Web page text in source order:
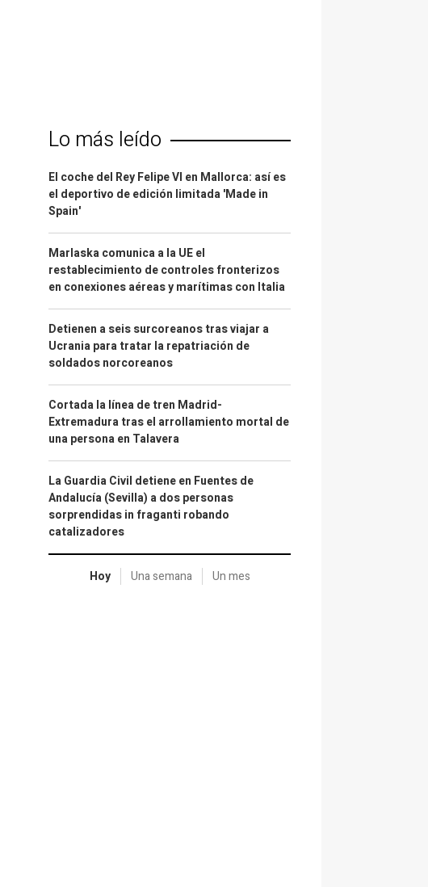
Lo más leído
El coche del Rey Felipe VI en Mallorca: así es
el deportivo de edición limitada 'Made in
Spain'
Marlaska comunica a la UE el
restablecimiento de controles fronterizos
en conexiones aéreas y marítimas con Italia
Detienen a seis surcoreanos tras viajar a
Ucrania para tratar la repatriación de
soldados norcoreanos
Cortada la línea de tren Madrid-
Extremadura tras el arrollamiento mortal de
una persona en Talavera
La Guardia Civil detiene en Fuentes de
Andalucía (Sevilla) a dos personas
sorprendidas in fraganti robando
catalizadores
Hoy Una semana Un mes